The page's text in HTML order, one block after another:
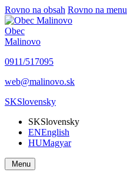
Rovno na obsah Rovno na menu
Obec
Malinovo
0911/517095
web@malinovo.sk
SKSlovensky
SKSlovensky
ENEnglish
HUMagyar
Menu